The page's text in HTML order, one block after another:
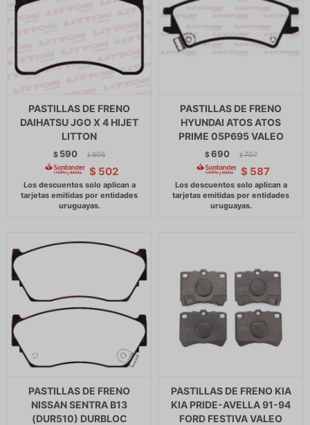
PASTILLAS DE FRENO
DAIHATSU JGO X 4 HIJET
LITTON
$ 590 $ 605
$ 502
PASTILLAS DE FRENO
HYUNDAI ATOS ATOS
PRIME 05P695 VALEO
$690 $ 707
$ 587
PASTILLAS DE FRENO
NISSAN SENTRA B13
(DUR510) DURBLOC
PASTILLAS DE FRENO KIA
KIA PRIDE-AVELLA 91-94
FORD FESTIVA VALEO